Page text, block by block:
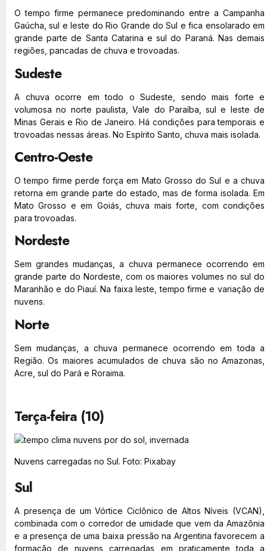
O tempo firme permanece predominando entre a Campanha
Gaúcha, sul e leste do Rio Grande do Sul e fica ensolarado em
grande parte de Santa Catarina e sul do Paraná. Nas demais
regiões, pancadas de chuva e trovoadas.
Sudeste
A chuva ocorre em todo o Sudeste, sendo mais forte e
volumosa no norte paulista, Vale do Paraíba, sul e leste de
Minas Gerais e Rio de Janeiro. Há condições para temporais e
trovoadas nessas áreas. No Espírito Santo, chuva mais isolada.
Centro-Oeste
O tempo firme perde força em Mato Grosso do Sul e a chuva
retorna em grande parte do estado, mas de forma isolada. Em
Mato Grosso e em Goiás, chuva mais forte, com condições
para trovoadas.
Nordeste
Sem grandes mudanças, a chuva permanece ocorrendo em
grande parte do Nordeste, com os maiores volumes no sul do
Maranhão e do Piauí. Na faixa leste, tempo firme e variação de
nuvens.
Norte
Sem mudanças, a chuva permanece ocorrendo em toda a
Região. Os maiores acumulados de chuva são no Amazonas,
Acre, sul do Pará e Roraima.
Terça-feira (10)
Nuvens carregadas no Sul. Foto: Pixabay
Sul
A presença de um Vórtice Ciclônico de Altos Níveis (VCAN),
combinada com o corredor de umidade que vem da Amazônia
e a presença de uma baixa pressão na Argentina favorecem a
formação de nuvens carregadas em praticamente toda a